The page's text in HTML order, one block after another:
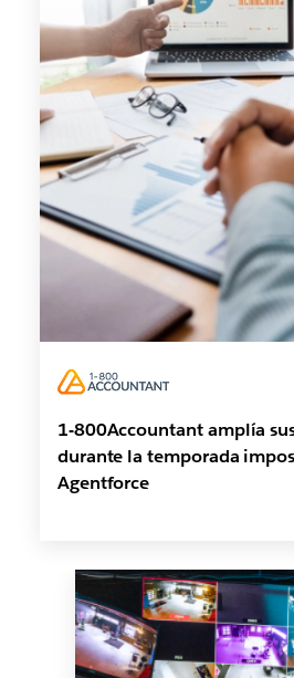
1-800Accountant amplía
durante la temporada
Agentforce